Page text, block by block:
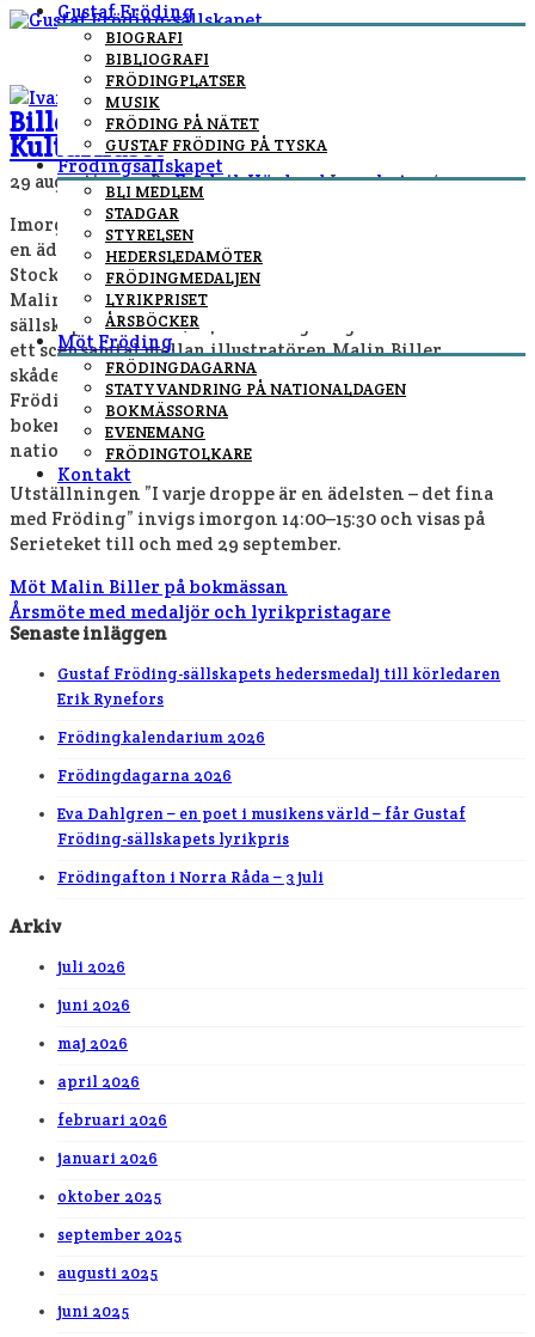
Gustaf Fröding
BIOGRAFI
BIBLIOGRAFI
FRÖDINGPLATSER
MUSIK
FRÖDING PÅ NÄTET
GUSTAF FRÖDING PÅ TYSKA
Frödingsällskapet
BLI MEDLEM
STADGAR
STYRELSEN
HEDERSLEDAMÖTER
FRÖDINGMEDALJEN
LYRIKPRISET
ÅRSBÖCKER
Möt Fröding
FRÖDINGDAGARNA
STATYVANDRING PÅ NATIONALDAGEN
BOKMÄSSORNA
EVENEMANG
FRÖDINGTOLKARE
Kontakt
Biller, Wollter och Fröding intar
Kulturhuset
29 augusti, 2014ByFredrik HöglundInnyheter/
Imorgon lördag invigs utställningen ”I varje droppe är
en ädelsten – det fina med Fröding” på Serieteket i
Stockholms kulturhus. Utställningen visar bilder ur
Malin Billers nya bok, som även är Gustaf Fröding-
sällskapets årsbok 2014. Vid invigningen får vi ta del av
ett scensamtal mellan illustratören Malin Biller,
skådespelaren Sven Wollter och Tomas Sköld från
Frödingsällskapet. Sven Wollter, som skrivit förordet till
boken, har ett mycket personligt förhållande till
nationalskalden Gustaf Fröding.
Utställningen ”I varje droppe är en ädelsten – det fina
med Fröding” invigs imorgon 14:00–15:30 och visas på
Serieteket till och med 29 september.
Möt Malin Biller på bokmässan
Årsmöte med medaljör och lyrikpristagare
Senaste inläggen
Gustaf Fröding-sällskapets hedersmedalj till körledaren
Erik Rynefors
Frödingkalendarium 2026
Frödingdagarna 2026
Eva Dahlgren – en poet i musikens värld – får Gustaf
Fröding-sällskapets lyrikpris
Frödingafton i Norra Råda – 3 juli
Arkiv
juli 2026
juni 2026
maj 2026
april 2026
februari 2026
januari 2026
oktober 2025
september 2025
augusti 2025
juni 2025